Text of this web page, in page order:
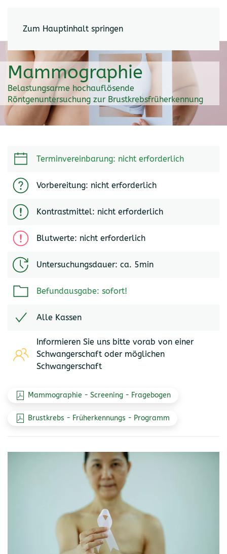
Zum Hauptinhalt springen
Mammographie
Belastungsarme hochauflösende
Röntgenuntersuchung zur Brustkrebsfrüherkennung
Terminvereinbarung: nicht erforderlich
Vorbereitung: nicht erforderlich
Kontrastmittel: nicht erforderlich
Blutwerte: nicht erforderlich
Untersuchungsdauer: ca. 5min
Befundausgabe: sofort!
Alle Kassen
Informieren Sie uns bitte vorab von einer
Schwangerschaft oder möglichen
Schwangerschaft
Mammographie - Screening - Fragebogen
Brustkrebs - Früherkennungs - Programm